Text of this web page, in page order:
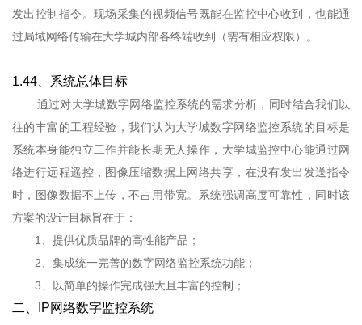
发出控制指令。现场采集的视频信号既能在监控中心收到，也能通
过局域网络传输在大学城内部各终端收到（需有相应权限）。
1.44、系统总体目标
通过对大学城数字网络监控系统的需求分析，同时结合我们以
往的丰富的工程经验，我们认为大学城数字网络监控系统的目标是
系统本身能独立工作并能长期无人操作，大学城监控中心能通过网
络进行远程遥控，图像压缩数据上网络共享，在没有发出发送指令
时，图像数据不上传，不占用带宽。系统强调高度可靠性，同时该
方案的设计目标旨在于：
1、提供优质品牌的高性能产品；
2、集成统一完善的数字网络监控系统功能；
3、以简单的操作完成强大且丰富的控制；
二、IP网络数字监控系统